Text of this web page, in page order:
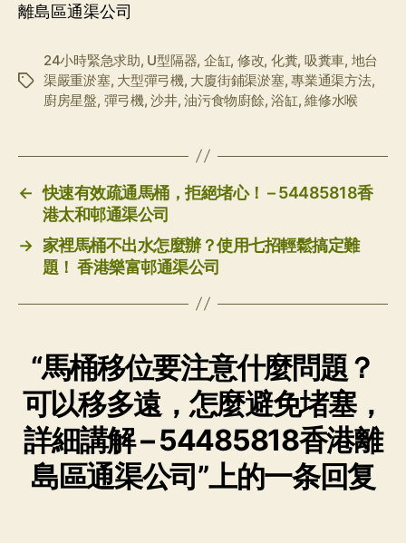
離島區通渠公司
标
24小時緊急求助, U型隔器, 企缸, 修改, 化糞, 吸糞車, 地台
渠嚴重淤塞, 大型彈弓機, 大廈街鋪渠淤塞,專業通渠方法,
廚房星盤, 彈弓機,沙井,油污食物廚餘,浴缸,維修水喉
← 快速有效疏通馬桶，拒絕堵心！ – 54485818香
港太和邨通渠公司
→ 家裡馬桶不出水怎麼辦？使用七招輕鬆搞定難
題！ 香港樂富邨通渠公司
“馬桶移位要注意什麼問題？
可以移多遠，怎麼避免堵塞，
詳細講解 – 54485818香港離
島區通渠公司”上的一条回复